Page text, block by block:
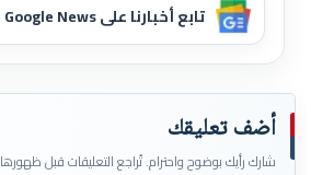
تابع أخبارنا على Google News
أضف تعليقك
شارك رأيك بوضوح واحترام. تُراجع التعليقات قبل ظهورها